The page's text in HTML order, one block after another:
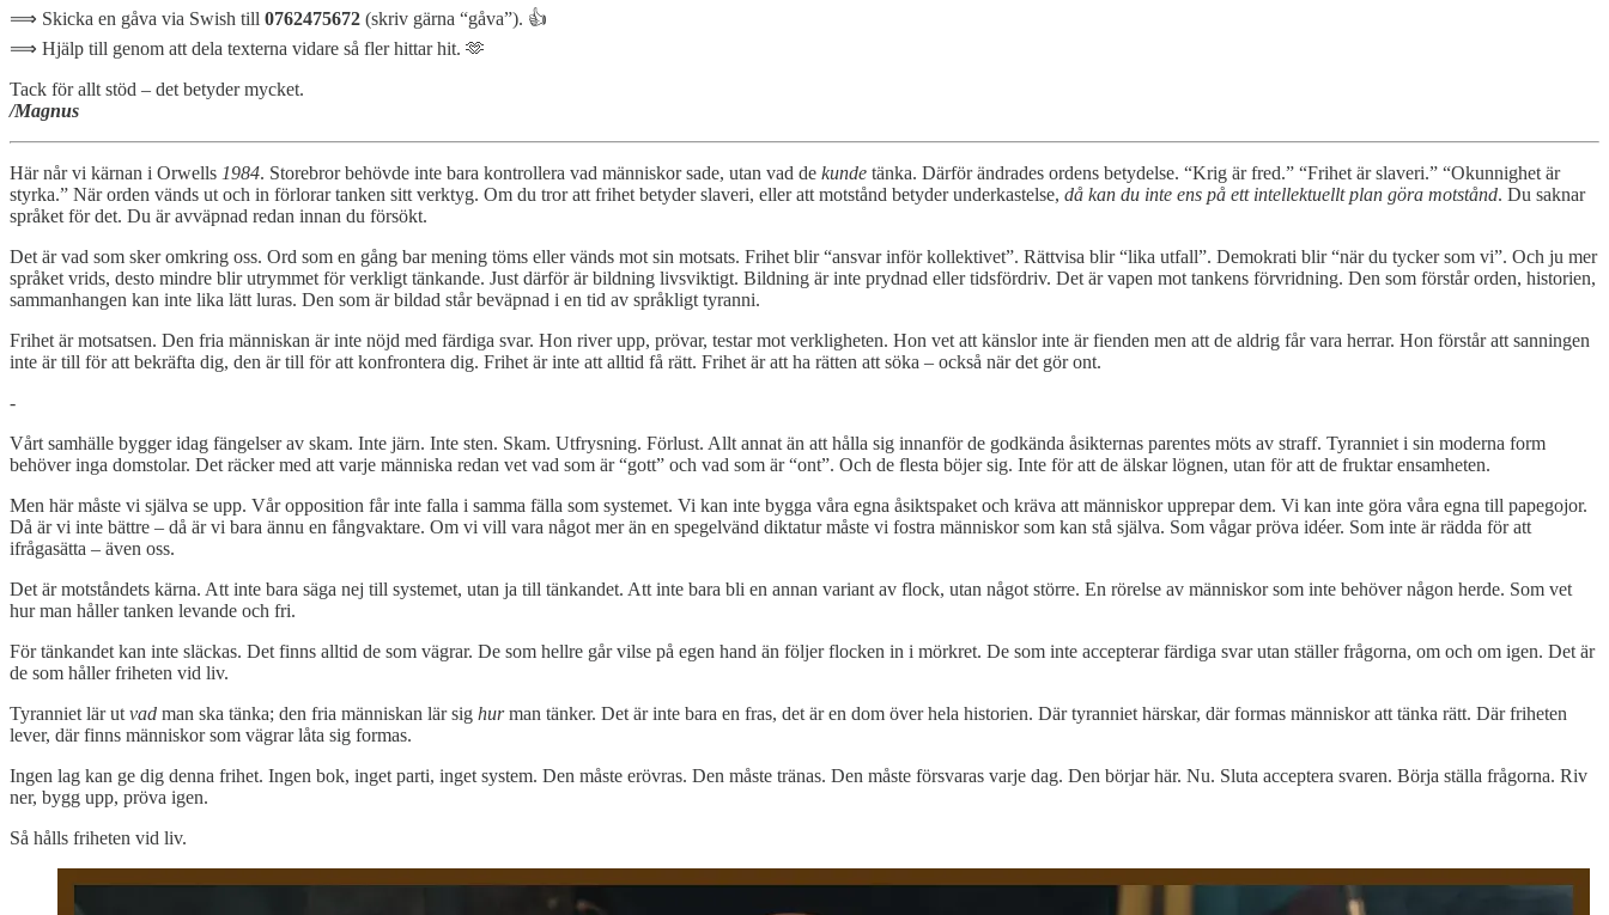
⟹ Skicka en gåva via Swish till 0762475672 (skriv gärna “gåva”). 👍
⟹ Hjälp till genom att dela texterna vidare så fler hittar hit. 🫶
Tack för allt stöd – det betyder mycket.
/Magnus
Här når vi kärnan i Orwells 1984. Storebror behövde inte bara kontrollera vad människor sade, utan vad de kunde tänka. Därför ändrades ordens betydelse. “Krig är fred.” “Frihet är slaveri.” “Okunnighet är
styrka.” När orden vänds ut och in förlorar tanken sitt verktyg. Om du tror att frihet betyder slaveri, eller att motstånd betyder underkastelse, då kan du inte ens på ett intellektuellt plan göra motstånd. Du saknar
språket för det. Du är avväpnad redan innan du försökt.
Det är vad som sker omkring oss. Ord som en gång bar mening töms eller vänds mot sin motsats. Frihet blir “ansvar inför kollektivet”. Rättvisa blir “lika utfall”. Demokrati blir “när du tycker som vi”. Och ju mer
språket vrids, desto mindre blir utrymmet för verkligt tänkande. Just därför är bildning livsviktigt. Bildning är inte prydnad eller tidsfördriv. Det är vapen mot tankens förvridning. Den som förstår orden, historien,
sammanhangen kan inte lika lätt luras. Den som är bildad står beväpnad i en tid av språkligt tyranni.
Frihet är motsatsen. Den fria människan är inte nöjd med färdiga svar. Hon river upp, prövar, testar mot verkligheten. Hon vet att känslor inte är fienden men att de aldrig får vara herrar. Hon förstår att sanningen
inte är till för att bekräfta dig, den är till för att konfrontera dig. Frihet är inte att alltid få rätt. Frihet är att ha rätten att söka – också när det gör ont.
-
Vårt samhälle bygger idag fängelser av skam. Inte järn. Inte sten. Skam. Utfrysning. Förlust. Allt annat än att hålla sig innanför de godkända åsikternas parentes möts av straff. Tyranniet i sin moderna form
behöver inga domstolar. Det räcker med att varje människa redan vet vad som är “gott” och vad som är “ont”. Och de flesta böjer sig. Inte för att de älskar lögnen, utan för att de fruktar ensamheten.
Men här måste vi själva se upp. Vår opposition får inte falla i samma fälla som systemet. Vi kan inte bygga våra egna åsiktspaket och kräva att människor upprepar dem. Vi kan inte göra våra egna till papegojor.
Då är vi inte bättre – då är vi bara ännu en fångvaktare. Om vi vill vara något mer än en spegelvänd diktatur måste vi fostra människor som kan stå själva. Som vågar pröva idéer. Som inte är rädda för att
ifrågasätta – även oss.
Det är motståndets kärna. Att inte bara säga nej till systemet, utan ja till tänkandet. Att inte bara bli en annan variant av flock, utan något större. En rörelse av människor som inte behöver någon herde. Som vet
hur man håller tanken levande och fri.
För tänkandet kan inte släckas. Det finns alltid de som vägrar. De som hellre går vilse på egen hand än följer flocken in i mörkret. De som inte accepterar färdiga svar utan ställer frågorna, om och om igen. Det är
de som håller friheten vid liv.
Tyranniet lär ut vad man ska tänka; den fria människan lär sig hurman tänker. Det är inte bara en fras, det är en dom över hela historien. Där tyranniet härskar, där formas människor att tänka rätt. Där friheten
lever, där finns människor som vägrar låta sig formas.
Ingen lag kan ge dig denna frihet. Ingen bok, inget parti, inget system. Den måste erövras. Den måste tränas. Den måste försvaras varje dag. Den börjar här. Nu. Sluta acceptera svaren. Börja ställa frågorna. Riv
ner, bygg upp, pröva igen.
Så hålls friheten vid liv.